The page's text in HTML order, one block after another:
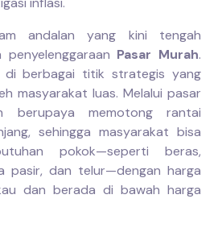
andalan yang kini tengah
Pasar Murah.
di berbagai titik strategis yang
masyarakat luas. Melalui pasar
berupaya memotong rantai
sehingga masyarakat bisa
pokok—seperti beras,
pasir, dan telur—dengan harga
dan berada di bawah harga